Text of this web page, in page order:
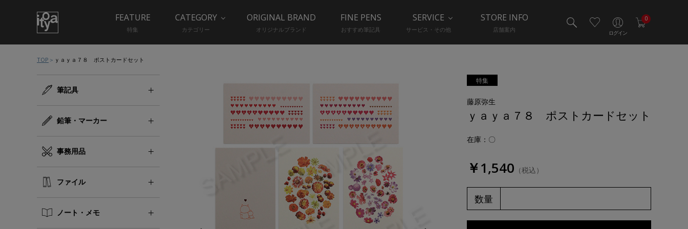
ログイン
0
FEATURE
特集
CATEGORY
カテゴリー
ORIGINAL BRAND
オリジナルブランド
FINE PENS
おすすめ筆記具
SERVICE
サービス・その他
STORE INFO
店舗案内
TOP ｙａｙａ７８ ポストカードセット
筆記具
鉛筆・マーカー
事務用品
ファイル
ノート・メモ
特集
藤原弥生
ｙａｙａ７８ ポストカードセット
在庫：〇
￥1,540 （税込）
数量